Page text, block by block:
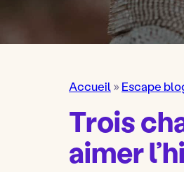
Accueil»Escape
Trois
aimer